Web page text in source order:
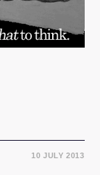
10 JULY 2013